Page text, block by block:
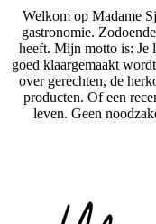
Welkom op Madame
gastronomie.
heeft. Mijn motto is: Je
goed klaargemaakt
over gerechten, de
producten. Of een
leven. Geen